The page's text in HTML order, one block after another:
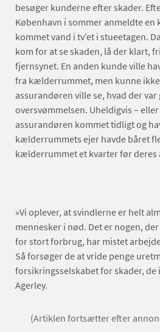
besøger kunderne efter skader.
København i sommer anmeldte en
kommet vand i tv’et i stueetagen.
kom for at se skaden, lå der klart,
fjernsynet. En anden kunde ville
fra kælderrummet, men kunne
assurandøren ville se, hvad der var
oversvømmelsen. Uheldigvis –
assurandøren kommet tidligt og
kælderrummets ejer havde båret
kælderrummet et kvarter før deres
»Vi oplever, at svindlerne er helt
mennesker i nød. Det er nogen,
for stort forbrug, har mistet
Så forsøger de at vride penge
forsikringsselskabet for skader, de
Agerley.
(Artiklen fortsætter efter